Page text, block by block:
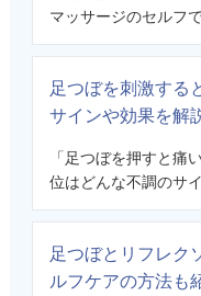
マッサージのセルフ
足つぼを刺激する
サインや効果を解
「足つぼを押すと痛
位はどんな不調のサ
足つぼとリフレク
ルフケアの方法も